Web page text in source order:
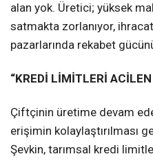
alan yok. Üretici; yüksek
satmakta zorlanıyor,
pazarlarında rekabet
“KREDİ LİMİTLERİ
Çiftçinin üretime devam
erişimin kolaylaştırılması
Şevkin, tarımsal kredi